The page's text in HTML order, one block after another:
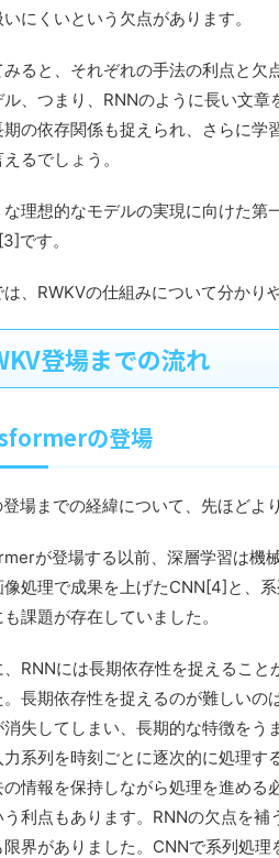
にくいという欠点があります。
みると、それぞれの手法の利点と
ル、つまり、RNNのように長い文
期の依存関係も捉えられ、さらに
るでしょう。
な理想的なモデルの実現に向けた
です。
、RWKVの仕組みについて分かり
登場までの流れ
の登場
場までの経緯について、先ほどよ
が登場する以前、深層学習は機
像処理で成果を上げたCNN[4]と、
課題が存在していました。
RNNには長期依存性を捉えるこ
。長期依存性を捉えるのが難しい
消失してしまい、長期的な特徴を
系列を時刻ごとに逐次的に処理す
情報を保持しながら処理を進め
う利点もあります。RNNの欠点を補
限界がありました。CNNで系列処